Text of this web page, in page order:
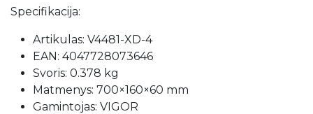
Specifikacija:
Artikulas: V4481-XD-4
EAN: 4047728073646
Svoris: 0.378 kg
Matmenys: 700×160×60 mm
Gamintojas: VIGOR